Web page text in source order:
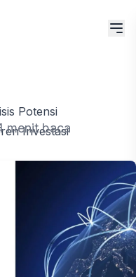
Potensi
Investasi
menit baca